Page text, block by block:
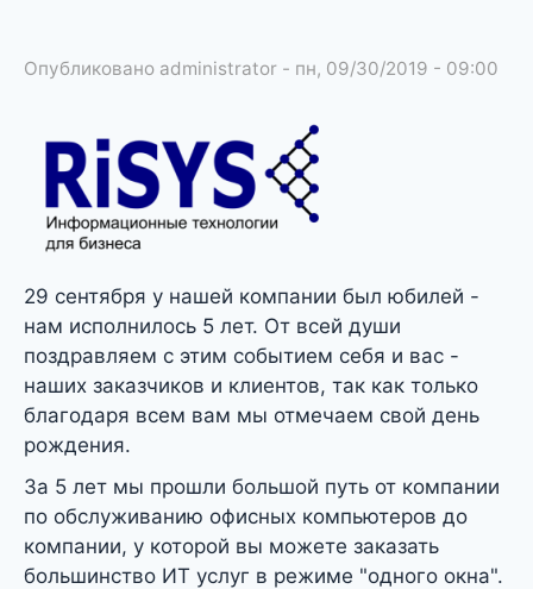
Опубликовано administrator - пн, 09/30/2019 - 09:00
29 сентября у нашей компании был юбилей -
нам исполнилось 5 лет. От всей души
поздравляем с этим событием себя и вас -
наших заказчиков и клиентов, так как только
благодаря всем вам мы отмечаем свой день
рождения.
За 5 лет мы прошли большой путь от компании
по обслуживанию офисных компьютеров до
компании, у которой вы можете заказать
большинство ИТ услуг в режиме "одного окна".